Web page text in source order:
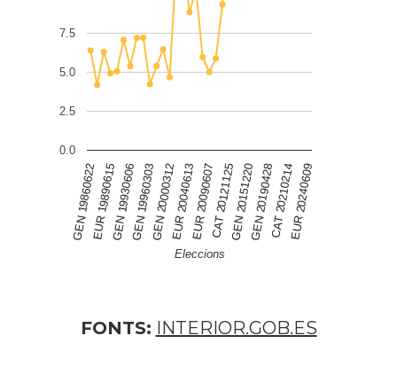
GEN 19860622EUR 19890615GEN 19930606GEN 19960303GEN 20000312EUR 20040613EUR 20090607CAT 20121125GEN 20151220GEN 20190428CAT 20210214EUR 20240609
0.0
2.5
5.0
7.5
Eleccions
FONTS: INTERIOR.GOB.ES